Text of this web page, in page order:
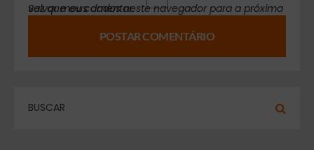
Salvar meus dados neste navegador para a próxima vez que eu comentar.